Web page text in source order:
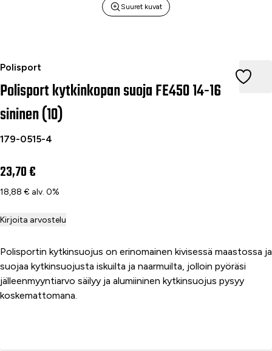
Suuret kuvat
Polisport
Polisport kytkinkopan suoja FE450 14-16 sininen (10)
Polisport kytkinkopan suoja FE450 14-16
sininen (10)
179-0515-4
23,70 €
18,88 € alv. 0%
Kirjoita arvostelu
Polisportin kytkinsuojus on erinomainen kivisessä maastossa ja
suojaa kytkinsuojusta iskuilta ja naarmuilta, jolloin pyöräsi
jälleenmyyntiarvo säilyy ja alumiininen kytkinsuojus pysyy
koskemattomana.